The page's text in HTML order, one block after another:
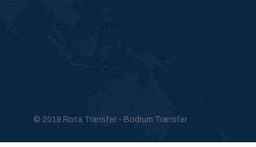
© 2019 Rota Transfer - Bodrum Transfer